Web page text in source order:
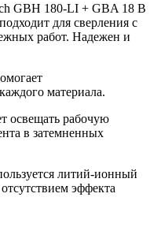
GBH 180-LI + GBA 18 В
для сверления с
работ. Надежен и
материала.
освещать рабочую
в затемненных
литий-ионный
эффекта